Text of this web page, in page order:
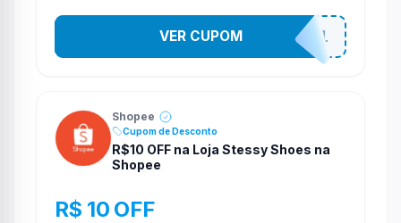
STES2541
VER CUPOM
Shopee
Cupom de Desconto
R$10 OFF na Loja Stessy Shoes na
Shopee
R$ 10 OFF